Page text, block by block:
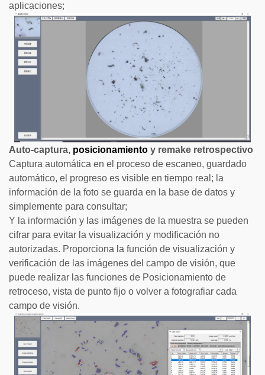
aplicaciones;
Auto-captura, posicionamiento y remake retrospectivo
Captura automática en el proceso de escaneo, guardado
automático, el progreso es visible en tiempo real; la
información de la foto se guarda en la base de datos y
simplemente para consultar;
Y la información y las imágenes de la muestra se pueden
cifrar para evitar la visualización y modificación no
autorizadas. Proporciona la función de visualización y
verificación de las imágenes del campo de visión, que
puede realizar las funciones de Posicionamiento de
retroceso, vista de punto fijo o volver a fotografiar cada
campo de visión.